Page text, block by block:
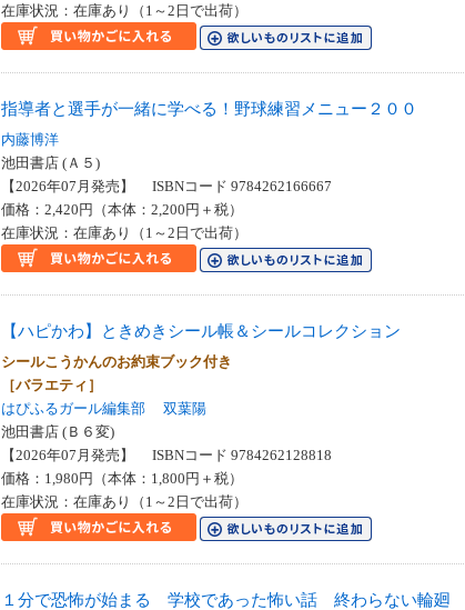
在庫状況：在庫あり（1～2日で出荷）
指導者と選手が一緒に学べる！野球練習メニュー２００
内藤博洋
池田書店 (Ａ５)
【2026年07月発売】 ISBNコード 9784262166667
価格：2,420円（本体：2,200円＋税）
在庫状況：在庫あり（1～2日で出荷）
【ハピかわ】ときめきシール帳＆シールコレクション
シールこうかんのお約束ブック付き
［バラエティ］
はぴふるガール編集部
双葉陽
池田書店 (Ｂ６変)
【2026年07月発売】 ISBNコード 9784262128818
価格：1,980円（本体：1,800円＋税）
在庫状況：在庫あり（1～2日で出荷）
１分で恐怖が始まる 学校であった怖い話 終わらない輪廻